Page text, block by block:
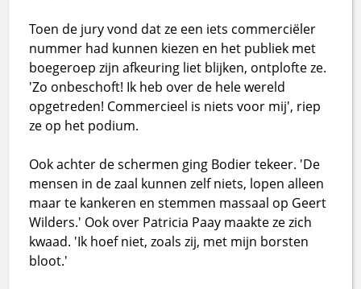
Toen de jury vond dat ze een iets commerciëler
nummer had kunnen kiezen en het publiek met
boegeroep zijn afkeuring liet blijken, ontplofte ze.
'Zo onbeschoft! Ik heb over de hele wereld
opgetreden! Commercieel is niets voor mij', riep
ze op het podium.
Ook achter de schermen ging Bodier tekeer. 'De
mensen in de zaal kunnen zelf niets, lopen alleen
maar te kankeren en stemmen massaal op Geert
Wilders.' Ook over Patricia Paay maakte ze zich
kwaad. 'Ik hoef niet, zoals zij, met mijn borsten
bloot.'